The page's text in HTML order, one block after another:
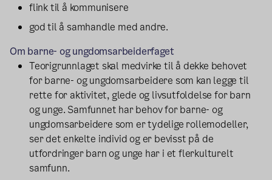
flink til å kommunisere
god til å samhandle med andre.
Om barne- og ungdomsarbeiderfaget
Teorigrunnlaget skal medvirke til å dekke behovet
for barne- og ungdomsarbeidere som kan legge til
rette for aktivitet, glede og livsutfoldelse for barn
og unge. Samfunnet har behov for barne- og
ungdomsarbeidere som er tydelige rollemodeller,
ser det enkelte individ og er bevisst på de
utfordringer barn og unge har i et flerkulturelt
samfunn.